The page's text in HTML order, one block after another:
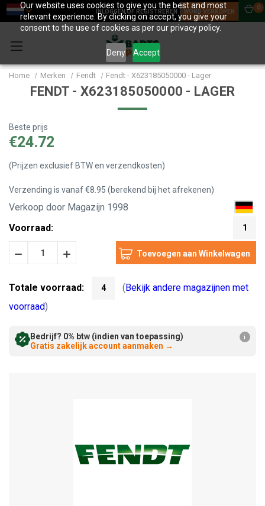
Our website uses cookies to give you the best and most
relevant experience. By clicking on accept, you give your
consent to the use of cookies as per our privacy policy.
Deny Accept
INLOGGEN OF REGISTREREN WORD VERKOPER
0
Home Merken Fendt Fendt - X623185050000 - Lager
FENDT - X623185050000 - LAGER
Beste prijs
€24.72
(Prijzen exclusief BTW en verzendkosten)
Verzending is vanaf €8.95 (berekend bij het afrekenen)
Verkoop door Magazijn 1998
Voorraad:
1
HoeveelheidHoeveelheid
Totale voorraad: 4 ( Bekijk andere magazijnen met
voorraad)
Bedrijf? 0% btw (indien van toepassing)
Gratis zakelijk account aanmaken →
i